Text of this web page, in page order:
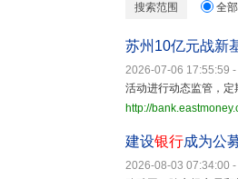
搜索范围 全部
苏州10亿元战新
2026-07-06 17:55:59 -
活动进行动态监管，定
http://
建设银行成为公
2026-08-03 07:34:00 -